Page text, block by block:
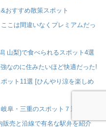
おすすめ散策スポット
こは間違いなくプレミアムだっ
山梨)で食べられるスポット4選
なのに住みたいほど快適だった!
ット11選 [ひんやり涼を楽しめ
阜・三重のスポット７選
販売と沿線で有名な駅弁を紹介